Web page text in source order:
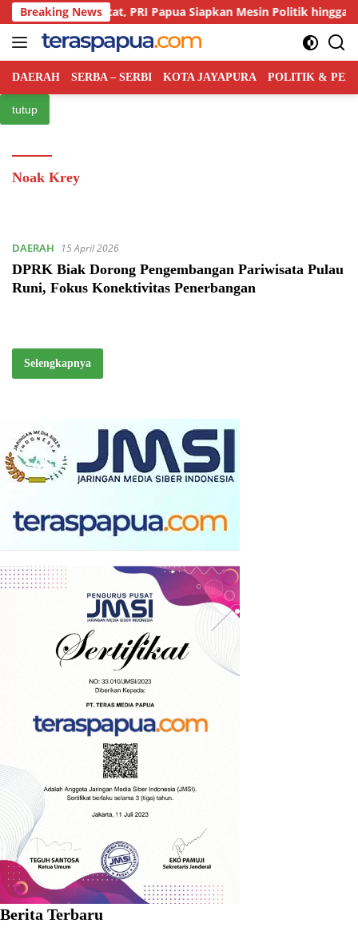
Langsung
ke
konten
Breaking News
Kian Ketat, PRI Papua Siapkan Mesin Politik hingga
DAERAH SERBA – SERBI KOTA JAYAPURA POLITIK &
tutup
Noak Krey
DAERAH 15 April 2026
DPRK Biak Dorong Pengembangan Pariwisata Pulau
Runi, Fokus Konektivitas Penerbangan
Selengkapnya
Berita Terbaru